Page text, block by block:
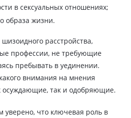
в сексуальных отношениях;
образа жизни.
расстройства,
профессии, не требующие
пребывать в уединении.
внимания на мнения
так и одобряющие.
уверено, что ключевая роль в